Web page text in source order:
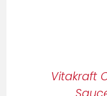
Vitakraft